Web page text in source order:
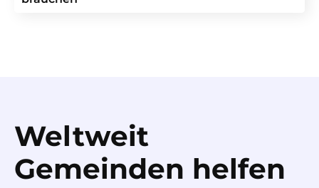
Weltweit
Gemeinden helfen